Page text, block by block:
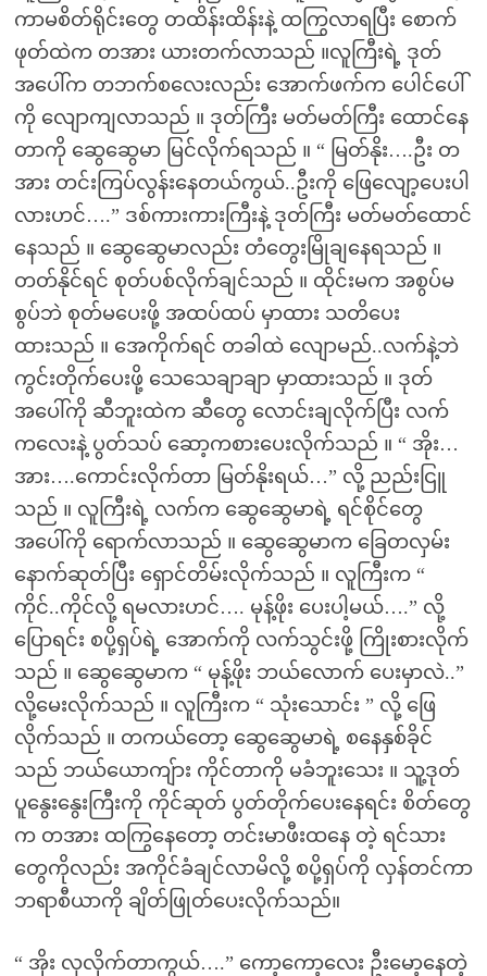
ကာမစိတ်ရိုင်းတွေ တထိန်းထိန်းနဲ့ ထကြွလာရပြီး စောက်
ဖုတ်ထဲက တအား ယားတက်လာသည် ။လူကြီးရဲ့ ဒုတ်
အပေါ်က တဘက်စလေးလည်း အောက်ဖက်က ပေါင်ပေါ်
ကို လျောကျလာသည် ။ ဒုတ်ကြီး မတ်မတ်ကြီး ထောင်နေ
တာကို ဆွေဆွေမာ မြင်လိုက်ရသည် ။ “ မြတ်နိုး….ဦး တ
အား တင်းကြပ်လွန်းနေတယ်ကွယ်..ဦးကို ဖြေလျော့ပေးပါ
လားဟင်….” ဒစ်ကားကားကြီးနဲ့ ဒုတ်ကြီး မတ်မတ်ထောင်
နေသည် ။ ဆွေဆွေမာလည်း တံတွေးမြိုချနေရသည် ။
တတ်နိုင်ရင် စုတ်ပစ်လိုက်ချင်သည် ။ ထိုင်းမက အစွပ်မ
စွပ်ဘဲ စုတ်မပေးဖို့ အထပ်ထပ် မှာထား သတိပေး
ထားသည် ။ အေကိုက်ရင် တခါထဲ လျောမည်..လက်နဲ့ဘဲ
ကွင်းတိုက်ပေးဖို့ သေသေချာချာ မှာထားသည် ။ ဒုတ်
အပေါ်ကို ဆီဘူးထဲက ဆီတွေ လောင်းချလိုက်ပြီး လက်
ကလေးနဲ့ ပွတ်သပ် ဆော့ကစားပေးလိုက်သည် ။ “ အိုး…
အား….ကောင်းလိုက်တာ မြတ်နိုးရယ်…” လို့ ညည်းငြူ
သည် ။ လူကြီးရဲ့ လက်က ဆွေဆွေမာရဲ့ ရင်စိုင်တွေ
အပေါ်ကို ရောက်လာသည် ။ ဆွေဆွေမာက ခြေတလှမ်း
နောက်ဆုတ်ပြီး ရှောင်တိမ်းလိုက်သည် ။ လူကြီးက “
ကိုင်..ကိုင်လို့ ရမလားဟင်…. မုန့်ဖိုး ပေးပါ့မယ်….” လို့
ပြောရင်း စပို့ရှပ်ရဲ့ အောက်ကို လက်သွင်းဖို့ ကြိုးစားလိုက်
သည် ။ ဆွေဆွေမာက “ မုန့်ဖိုး ဘယ်လောက် ပေးမှာလဲ..”
လို့မေးလိုက်သည် ။ လူကြီးက “ သုံးသောင်း ” လို့ ဖြေ
လိုက်သည် ။ တကယ်တော့ ဆွေဆွေမာရဲ့ စနေနှစ်ခိုင်
သည် ဘယ်ယောကျ်ား ကိုင်တာကို မခံဘူးသေး ။ သူ့ဒုတ်
ပူနွေးနွေးကြီးကို ကိုင်ဆုတ် ပွတ်တိုက်ပေးနေရင်း စိတ်တွေ
က တအား ထကြွနေတော့ တင်းမာဖီးထနေ တဲ့ ရင်သား
တွေကိုလည်း အကိုင်ခံချင်လာမိလို့ စပို့ရှပ်ကို လှန်တင်ကာ
ဘရာစီယာကို ချိတ်ဖြုတ်ပေးလိုက်သည်။
“ အိုး လှလိုက်တာကွယ်….” ကော့ကော့လေး ဦးမော့နေတဲ့